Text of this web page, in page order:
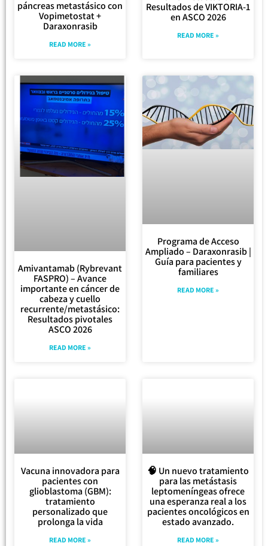
páncreas metastásico con
Vopimetostat +
Daraxonrasib
READ MORE »
Resultados de VIKTORIA-1
en ASCO 2026
READ MORE »
Amivantamab (Rybrevant
FASPRO) – Avance
importante en cáncer de
cabeza y cuello
recurrente/metastásico:
Resultados pivotales
ASCO 2026
READ MORE »
Programa de Acceso
Ampliado – Daraxonrasib |
Guía para pacientes y
familiares
READ MORE »
Vacuna innovadora para
pacientes con
glioblastoma (GBM):
tratamiento
personalizado que
prolonga la vida
READ MORE »
🧠 Un nuevo tratamiento
para las metástasis
leptomeníngeas ofrece
una esperanza real a los
pacientes oncológicos en
estado avanzado.
READ MORE »